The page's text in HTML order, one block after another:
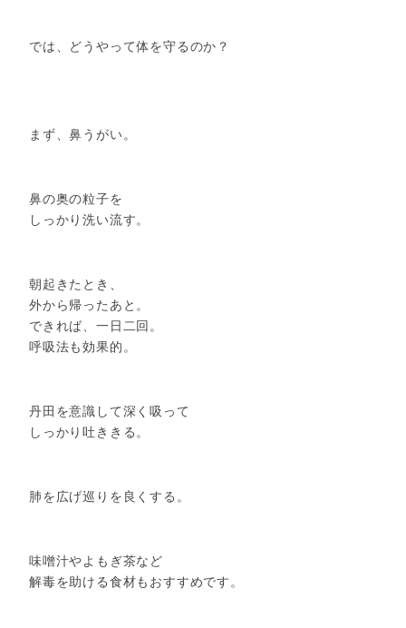
では、どうやって体を守るのか？
まず、鼻うがい。
鼻の奥の粒子を
しっかり洗い流す。
朝起きたとき、
外から帰ったあと。
できれば、一日二回。
呼吸法も効果的。
丹田を意識して深く吸って
しっかり吐ききる。
肺を広げ巡りを良くする。
味噌汁やよもぎ茶など
解毒を助ける食材もおすすめです。